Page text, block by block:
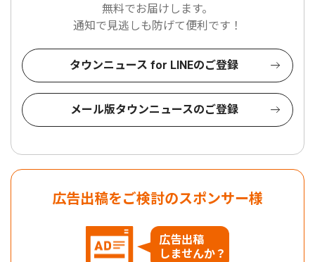
無料でお届けします。
通知で見逃しも防げて便利です！
タウンニュース for LINEのご登録
メール版タウンニュースのご登録
広告出稿をご検討のスポンサー様
広告出稿
しませんか？